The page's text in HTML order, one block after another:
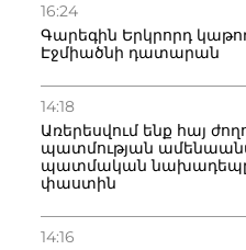
16:24
Գարեգին Երկրորդ
Էջմիածնի դատարան
14:18
Առերեսվում ենք հայ
պատմության
պատմական նախադեպը
փաստին
14:16